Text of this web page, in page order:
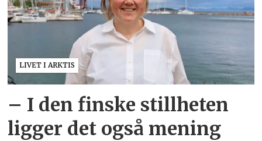
LIVET I ARKTIS
– I den finske stillheten
ligger det også mening